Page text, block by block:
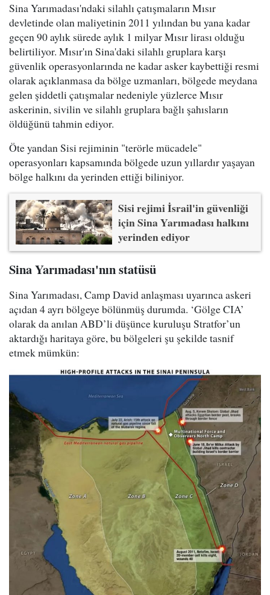
Sina Yarımadası'ndaki silahlı çatışmaların Mısır
devletinde olan maliyetinin 2011 yılından bu yana kadar
geçen 90 aylık sürede aylık 1 milyar Mısır lirası olduğu
belirtiliyor. Mısır'ın Sina'daki silahlı gruplara karşı
güvenlik operasyonlarında ne kadar asker kaybettiği resmi
olarak açıklanmasa da bölge uzmanları, bölgede meydana
gelen şiddetli çatışmalar nedeniyle yüzlerce Mısır
askerinin, sivilin ve silahlı gruplara bağlı şahısların
öldüğünü tahmin ediyor.
Öte yandan Sisi rejiminin "terörle mücadele"
operasyonları kapsamında bölgede uzun yıllardır yaşayan
bölge halkını da yerinden ettiği biliniyor.
Sisi rejimi İsrail'in güvenliği
için Sina Yarımadası halkını
yerinden ediyor
Sina Yarımadası'nın statüsü
Sina Yarımadası, Camp David anlaşması uyarınca askeri
açıdan 4 ayrı bölgeye bölünmüş durumda. ‘Gölge CIA’
olarak da anılan ABD’li düşünce kuruluşu Stratfor’un
aktardığı haritaya göre, bu bölgeleri şu şekilde tasnif
etmek mümkün: